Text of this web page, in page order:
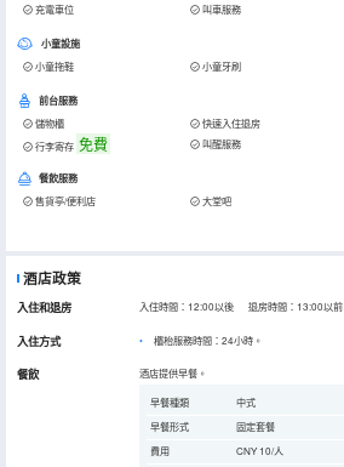
充電車位 叫車服務
小童設施
小童拖鞋 小童牙刷
前台服務
儲物櫃 快速入住退房
行李寄存 免費 叫醒服務
餐飲服務
售貨亭/便利店 大堂吧
酒店政策
入住和退房 入住時間：12:00以後 退房時間：13:00以前
入住方式 櫃枱服務時間：24小時。
餐飲 酒店提供早餐。
早餐種類
中式
早餐形式
固定套餐
費用
CNY 10/人